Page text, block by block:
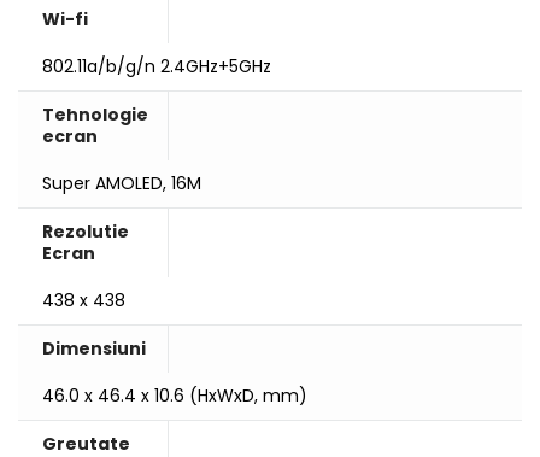
Wi-fi
802.11a/b/g/n 2.4GHz+5GHz
Tehnologie
ecran
Super AMOLED, 16M
Rezolutie
Ecran
438 x 438
Dimensiuni
46.0 x 46.4 x 10.6 (HxWxD, mm)
Greutate